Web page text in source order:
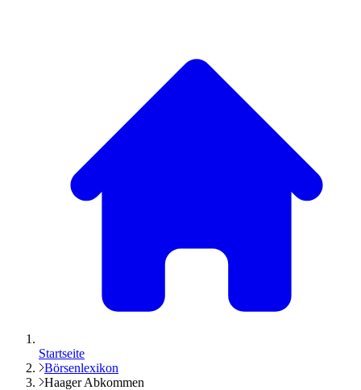
Startseite
Börsenlexikon
Haager Abkommen